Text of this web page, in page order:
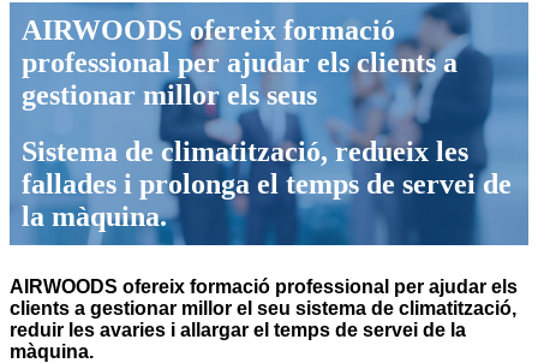
AIRWOODS ofereix formació
professional per ajudar els clients a
gestionar millor els seus
Sistema de climatització, redueix les
fallades i prolonga el temps de servei de
la màquina.
AIRWOODS ofereix formació professional per ajudar els
clients a gestionar millor el seu sistema de climatització,
reduir les avaries i allargar el temps de servei de la
màquina.